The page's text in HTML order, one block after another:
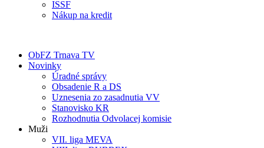
ISSF
Nákup na kredit
ObFZ Trnava TV
Novinky
Úradné správy
Obsadenie R a DS
Uznesenia zo zasadnutia VV
Stanovisko KR
Rozhodnutia Odvolacej komisie
Muži
VII. liga MEVA